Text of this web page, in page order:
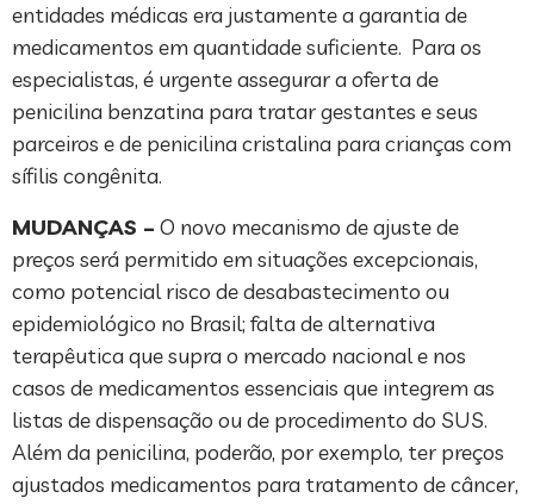
entidades médicas era justamente a garantia de
medicamentos em quantidade suficiente. Para os
especialistas, é urgente assegurar a oferta de
penicilina benzatina para tratar gestantes e seus
parceiros e de penicilina cristalina para crianças com
sífilis congênita.
MUDANÇAS – O novo mecanismo de ajuste de
preços será permitido em situações excepcionais,
como potencial risco de desabastecimento ou
epidemiológico no Brasil; falta de alternativa
terapêutica que supra o mercado nacional e nos
casos de medicamentos essenciais que integrem as
listas de dispensação ou de procedimento do SUS.
Além da penicilina, poderão, por exemplo, ter preços
ajustados medicamentos para tratamento de câncer,